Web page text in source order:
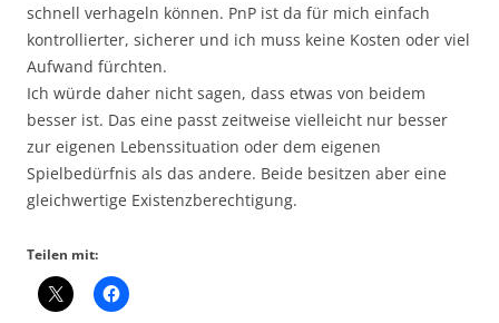
schnell verhageln können. PnP ist da für mich einfach
kontrollierter, sicherer und ich muss keine Kosten oder viel
Aufwand fürchten.
Ich würde daher nicht sagen, dass etwas von beidem
besser ist. Das eine passt zeitweise vielleicht nur besser
zur eigenen Lebenssituation oder dem eigenen
Spielbedürfnis als das andere. Beide besitzen aber eine
gleichwertige Existenzberechtigung.
Teilen mit: